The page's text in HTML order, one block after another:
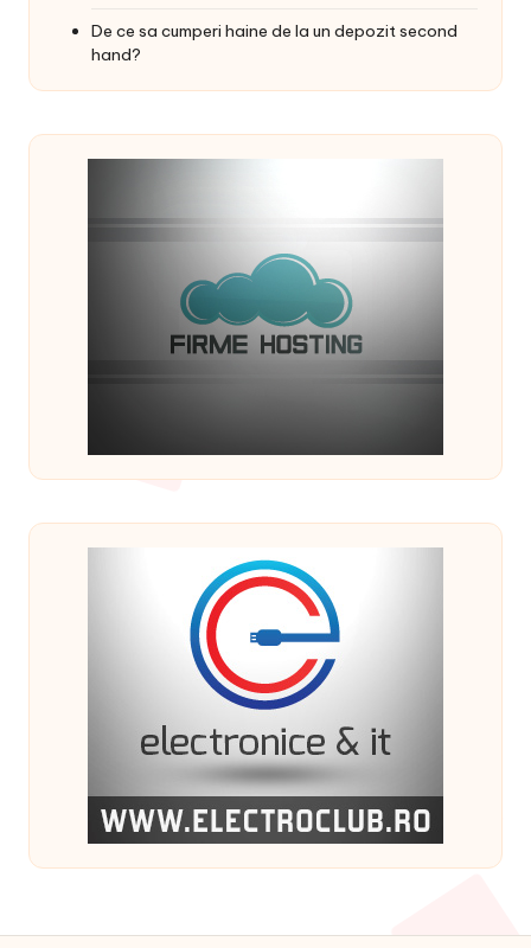
De ce sa cumperi haine de la un depozit second
hand?